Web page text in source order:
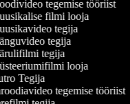
tegemise tööriist
filmi looja
tegija
tegija
tegija
looja
Tegija
tegemise tööriist